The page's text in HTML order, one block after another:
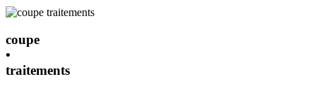
coupe
•
traitements